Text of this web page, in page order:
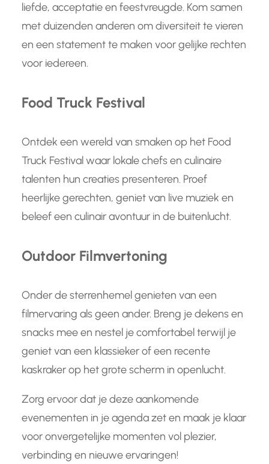
liefde, acceptatie en feestvreugde. Kom samen
met duizenden anderen om diversiteit te vieren
en een statement te maken voor gelijke rechten
voor iedereen.
Food Truck Festival
Ontdek een wereld van smaken op het Food
Truck Festival waar lokale chefs en culinaire
talenten hun creaties presenteren. Proef
heerlijke gerechten, geniet van live muziek en
beleef een culinair avontuur in de buitenlucht.
Outdoor Filmvertoning
Onder de sterrenhemel genieten van een
filmervaring als geen ander. Breng je dekens en
snacks mee en nestel je comfortabel terwijl je
geniet van een klassieker of een recente
kaskraker op het grote scherm in openlucht.
Zorg ervoor dat je deze aankomende
evenementen in je agenda zet en maak je klaar
voor onvergetelijke momenten vol plezier,
verbinding en nieuwe ervaringen!